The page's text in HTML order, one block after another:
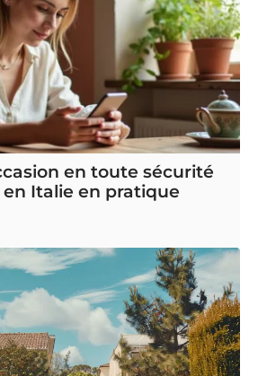
en toute sécurité
en Italie en pratique